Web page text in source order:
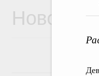
Новости